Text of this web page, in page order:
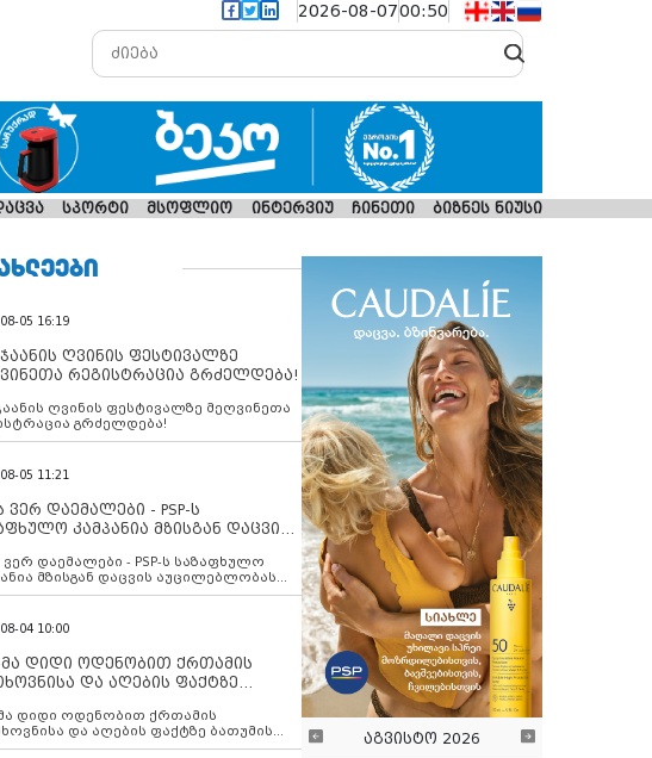
2026-08-0700:50
სპორტი მსოფლიო ინტერვიუ ჩინეთი ბიზნეს ნიუსი
05 16:19
ღვინის ფესტივალზე
რეგისტრაცია გრძელდება!
ღვინის ფესტივალზე მეღვინეთა
გრძელდება!
05 11:21
ვერ დაემალები - PSP-ს
კამპანია მზისგან დაცვის
ვერ დაემალები - PSP-ს საზაფხულო
მზისგან დაცვის აუცილებლობას
04 10:00
მა დიდი ოდენობით ქრთამის
და აღების ფაქტზე
და აღების ფაქტზე ბათუმის
თანამშრომელი დააკავა
აგვისტო 2026